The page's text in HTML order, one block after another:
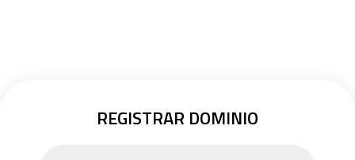
REGISTRAR DOMINIO